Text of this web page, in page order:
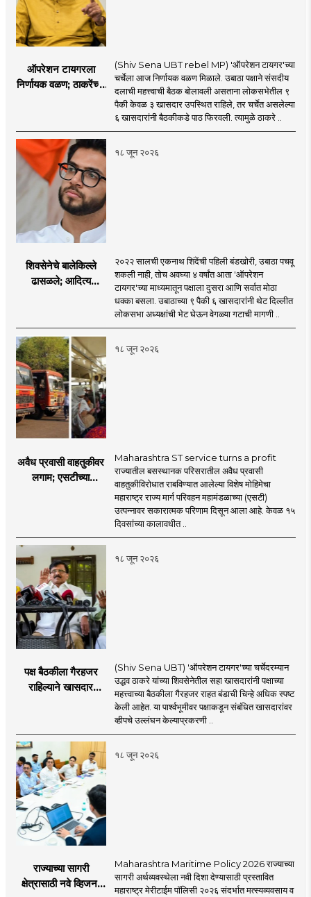
ऑपरेशन टायगरला
निर्णायक वळण; ठाकरेंच्या
विलीन होण्याचा प्रस्ताव?
(Shiv Sena UBT rebel MP) 'ऑपरेशन टायगर'च्या
चर्चेला आज निर्णायक वळण मिळाले. उबाठा पक्षाने संसदीय
दलाची महत्त्वाची बैठक बोलावली असताना लोकसभेतील ९
पैकी केवळ ३ खासदार उपस्थित राहिले, तर चर्चेत असलेल्या
६ खासदारांनी बैठकीकडे पाठ फिरवली. त्यामुळे ठाकरे ..
१८ जून २०२६
शिवसेनेचे बालेकिल्ले
ढासळले; आदित्य
नेमका कुठे चुकला?
२०२२ सालची एकनाथ शिंदेंची पहिली बंडखोरी, उबाठा पचवू
शकली नाही, तोच अवघ्या ४ वर्षांत आता 'ऑपरेशन
टायगर'च्या माध्यमातून पक्षाला दुसरा आणि सर्वात मोठा
धक्का बसला. उबाठाच्या ९ पैकी ६ खासदारांनी थेट दिल्लीत
लोकसभा अध्यक्षांची भेट घेऊन वेगळ्या गटाची मागणी ..
१८ जून २०२६
अवैध प्रवासी वाहतुकीवर
लगाम; एसटीच्या
Maharashtra ST service turns a profit
राज्यातील बसस्थानक परिसरातील अवैध प्रवासी
वाहतुकीविरोधात राबविण्यात आलेल्या विशेष मोहिमेचा
महाराष्ट्र राज्य मार्ग परिवहन महामंडळाच्या (एसटी)
उत्पन्नावर सकारात्मक परिणाम दिसून आला आहे. केवळ १५
दिवसांच्या कालावधीत ..
१८ जून २०२६
पक्ष बैठकीला गैरहजर
राहिल्याने खासदार
काय सांगतो?
(Shiv Sena UBT) 'ऑपरेशन टायगर'च्या चर्चेदरम्यान
उद्धव ठाकरे यांच्या शिवसेनेतील सहा खासदारांनी पक्षाच्या
महत्त्वाच्या बैठकीला गैरहजर राहत बंडाची चिन्हे अधिक स्पष्ट
केली आहेत. या पार्श्वभूमीवर पक्षाकडून संबंधित खासदारांवर
व्हीपचे उल्लंघन केल्याप्रकरणी ..
१८ जून २०२६
राज्याच्या सागरी
क्षेत्रासाठी नवे व्हिजन;
Maharashtra Maritime Policy 2026 राज्याच्या
सागरी अर्थव्यवस्थेला नवी दिशा देण्यासाठी प्रस्तावित
महाराष्ट्र मेरीटाईम पॉलिसी २०२६ संदर्भात मत्स्यव्यवसाय व